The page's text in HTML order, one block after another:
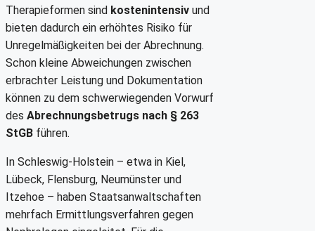
Therapieformen sind kostenintensiv und
bieten dadurch ein erhöhtes Risiko für
Unregelmäßigkeiten bei der Abrechnung.
Schon kleine Abweichungen zwischen
erbrachter Leistung und Dokumentation
können zu dem schwerwiegenden Vorwurf
des Abrechnungsbetrugs nach § 263
StGB führen.
In Schleswig-Holstein – etwa in Kiel,
Lübeck, Flensburg, Neumünster und
Itzehoe – haben Staatsanwaltschaften
mehrfach Ermittlungsverfahren gegen